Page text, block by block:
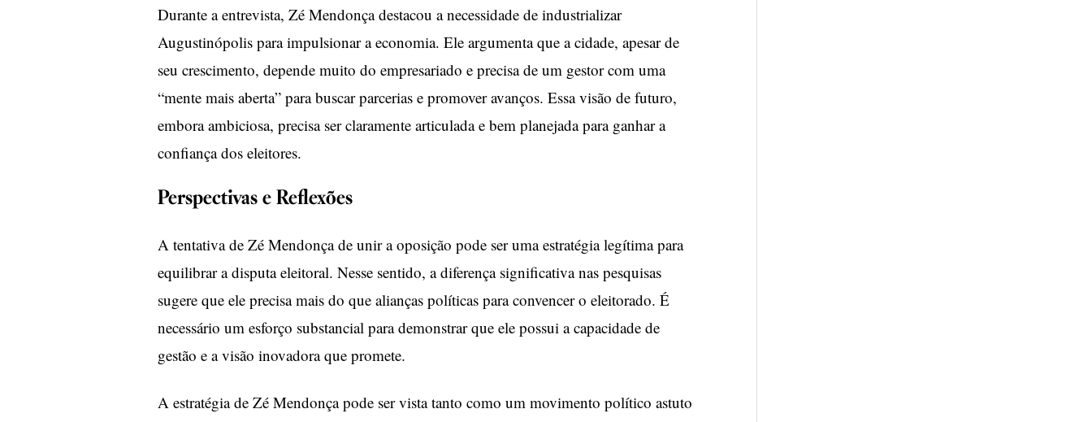
Durante a entrevista, Zé Mendonça destacou a necessidade de industrializar
Augustinópolis para impulsionar a economia. Ele argumenta que a cidade, apesar de
seu crescimento, depende muito do empresariado e precisa de um gestor com uma
“mente mais aberta” para buscar parcerias e promover avanços. Essa visão de futuro,
embora ambiciosa, precisa ser claramente articulada e bem planejada para ganhar a
confiança dos eleitores.
Perspectivas e Reflexões
A tentativa de Zé Mendonça de unir a oposição pode ser uma estratégia legítima para
equilibrar a disputa eleitoral. Nesse sentido, a diferença significativa nas pesquisas
sugere que ele precisa mais do que alianças políticas para convencer o eleitorado. É
necessário um esforço substancial para demonstrar que ele possui a capacidade de
gestão e a visão inovadora que promete.
A estratégia de Zé Mendonça pode ser vista tanto como um movimento político astuto